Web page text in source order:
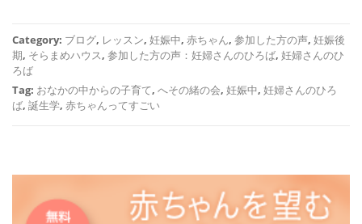
Category: ブログ, レッスン, 妊娠中, 赤ちゃん, 参加した方の声, 妊娠後
期, そらまめハウス, 参加した方の声：妊婦さんのひろば, 妊婦さんのひ
ろば
Tag: おなかの中からの子育て, へその緒の会, 妊娠中, 妊婦さんのひろ
ば, 誕生学, 赤ちゃんってすごい